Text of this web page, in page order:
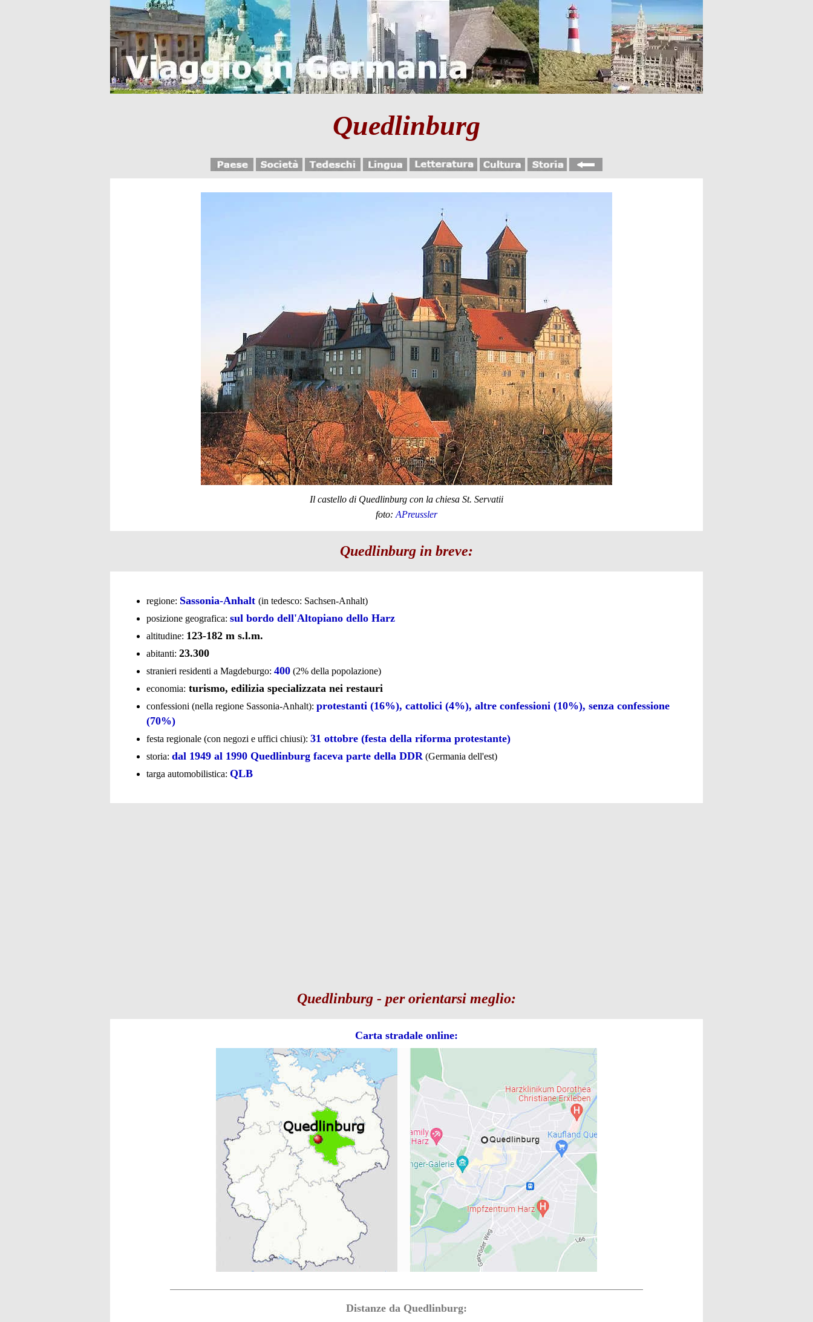
Quedlinburg
Il castello di Quedlinburg con la chiesa St. Servatii
foto: APreussler
Quedlinburg in breve:
regione: Sassonia-Anhalt (in tedesco: Sachsen-Anhalt)
posizione geografica: sul bordo dell'Altopiano dello Harz
altitudine: 123-182 m s.l.m.
abitanti: 23.300
stranieri residenti a Magdeburgo: 400 (2% della popolazione)
economia: turismo, edilizia specializzata nei restauri
confessioni (nella regione Sassonia-Anhalt): protestanti (16%), cattolici (4%), altre confessioni (10%), senza confessione
(70%)
festa regionale (con negozi e uffici chiusi): 31 ottobre (festa della riforma protestante)
storia: dal 1949 al 1990 Quedlinburg faceva parte della DDR (Germania dell'est)
targa automobilistica: QLB
Quedlinburg - per orientarsi meglio:
Carta stradale online:
Distanze da Quedlinburg: